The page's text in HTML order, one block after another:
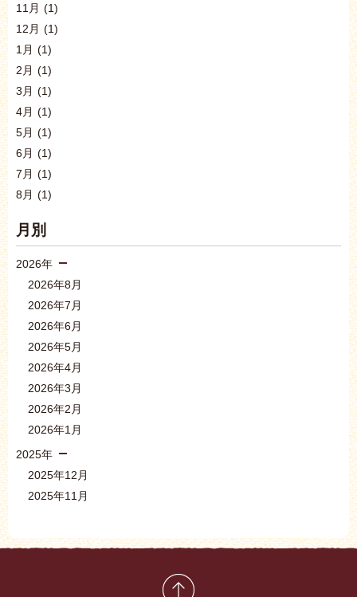
11月 (1)
12月 (1)
1月 (1)
2月 (1)
3月 (1)
4月 (1)
5月 (1)
6月 (1)
7月 (1)
8月 (1)
月別
2026年
2026年8月
2026年7月
2026年6月
2026年5月
2026年4月
2026年3月
2026年2月
2026年1月
2025年
2025年12月
2025年11月